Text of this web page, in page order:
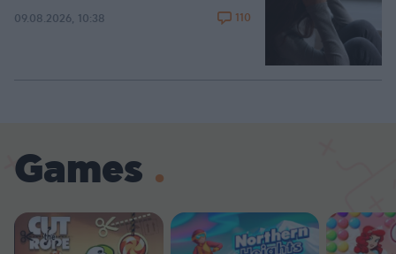
09.08.2026, 10:38 110
Games